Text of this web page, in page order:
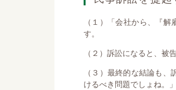
（１）「会社から、『
す。
（２）訴訟になると、被
（３）最終的な結論も
けるべき問題でしょね。